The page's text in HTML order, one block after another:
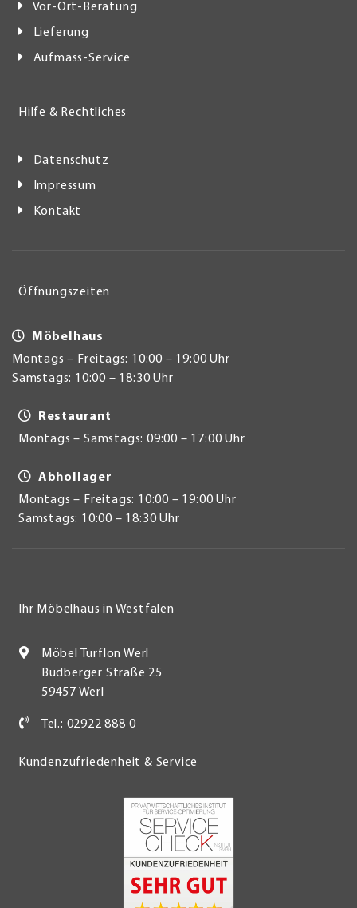
Vor-Ort-Beratung
Lieferung
Aufmass-Service
Hilfe & Rechtliches
Datenschutz
Impressum
Kontakt
Öffnungszeiten
Möbelhaus
Montags – Freitags: 10:00 – 19:00 Uhr
Samstags: 10:00 – 18:30 Uhr
Restaurant
Montags – Samstags: 09:00 – 17:00 Uhr
Abhollager
Montags – Freitags: 10:00 – 19:00 Uhr
Samstags: 10:00 – 18:30 Uhr
Ihr Möbelhaus in Westfalen
Möbel Turflon Werl
Budberger Straße 25
59457 Werl
Tel.: 02922 888 0
Kundenzufriedenheit & Service